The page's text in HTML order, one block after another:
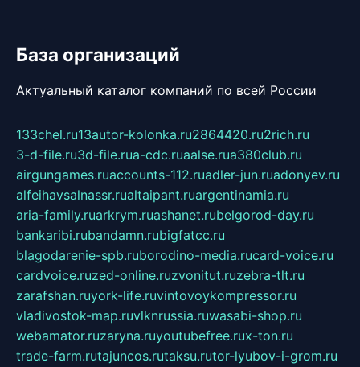
База организаций
Актуальный каталог компаний по всей России
133chel.ru13autor-kolonka.ru2864420.ru2rich.ru
3-d-file.ru3d-file.rua-cdc.ruaalse.rua380club.ru
airgungames.ruaccounts-112.ruadler-jun.ruadonyev.ru
alfeihavsalnassr.rualtaipant.ruargentinamia.ru
aria-family.ruarkrym.ruashanet.rubelgorod-day.ru
bankaribi.rubandamn.rubigfatcc.ru
blagodarenie-spb.ruborodino-media.rucard-voice.ru
cardvoice.ruzed-online.ruzvonitut.ruzebra-tlt.ru
zarafshan.ruyork-life.ruvintovoykompressor.ru
vladivostok-map.ruvlknrussia.ruwasabi-shop.ru
webamator.ruzaryna.ruyoutubefree.rux-ton.ru
trade-farm.rutajuncos.rutaksu.rutor-lyubov-i-grom.ru